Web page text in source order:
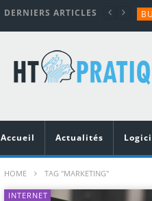
DERNIERS ARTICLES
Accueil
Actualités
HOME TAG "MARKETING"
INTERNET